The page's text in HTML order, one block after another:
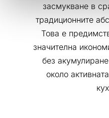
засмукване в
традиционните
Това е
значителна
без
около